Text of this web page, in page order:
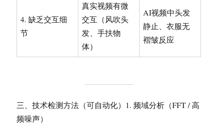
4. 缺乏交互细
节
真实视频有微
交互（风吹头
发、手扶物
体）
AI视频中头发
静止、衣服无
褶皱反应
三、技术检测方法（可自动化）1. 频域分析（FFT / 高
频噪声）